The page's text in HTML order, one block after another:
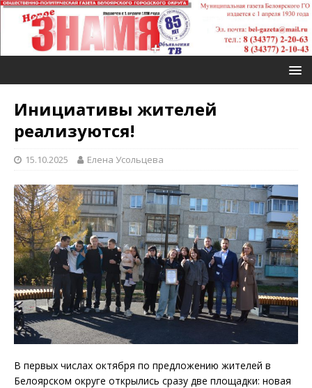
Инициативы жителей
реализуются!
15.10.2025 Елена Усольцева
В первых числах октября по предложению жителей в
Белоярском округе открылись сразу две площадки: новая